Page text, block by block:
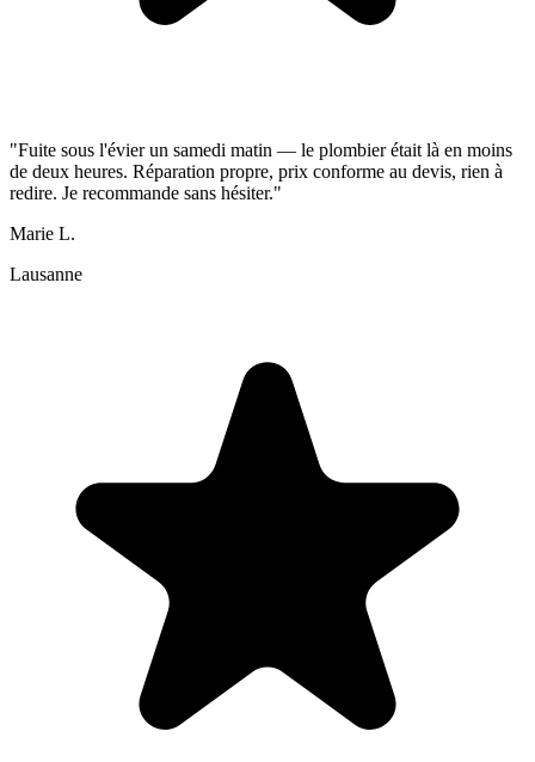
"Fuite sous l'évier un samedi matin — le plombier était là en moins
de deux heures. Réparation propre, prix conforme au devis, rien à
redire. Je recommande sans hésiter."
Marie L.
Lausanne